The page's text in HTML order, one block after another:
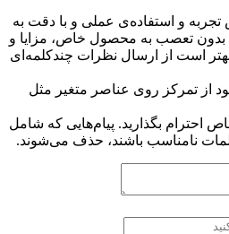
و استفاده‌ی عملی و با دقت به
بدون تعصب به محصول خاص، مزایا و
بهتر است از ارسال نظرات چندکلمه‌‌ای
از تمرکز روی عناصر متغیر مثل
احترام بگذارید. پیام‌هایی که شامل
نامناسب باشند، حذف می‌شوند.